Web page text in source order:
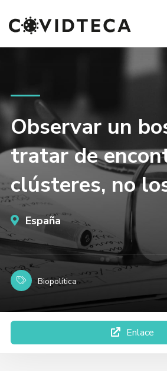
Observar un
tratar de
clústeres, no
España
Biopolítica
Enlace